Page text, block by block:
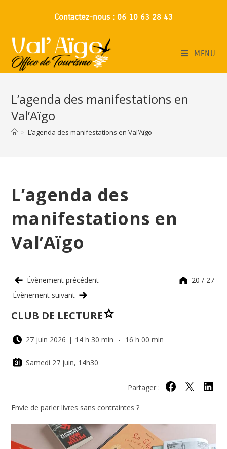
Contactez-nous : 06 10 63 28 43
MENU
L’agenda des manifestations en
Val’Aïgo
> L’agenda des manifestations en Val’Aïgo
L’agenda des
manifestations en
Val’Aïgo
Évènement précédent
20 / 27
Évènement suivant
CLUB DE LECTURE
27 juin 2026 | 14 h 30 min - 16 h 00 min
Samedi 27 juin, 14h30
Partager : Partager sur
Partager sur
Envie de parler livres sans contraintes ?